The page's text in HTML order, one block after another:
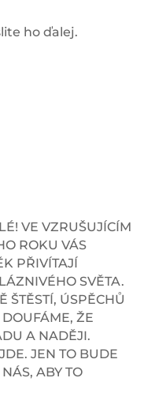
ho ďalej.
VE VZRUŠUJÍCÍM
ROKU VÁS
PŘIVÍTAJÍ
SVĚTA.
ŠTĚSTÍ, ÚSPĚCHŮ
ŽE
A NADĚJI.
JEN TO BUDE
ABY TO